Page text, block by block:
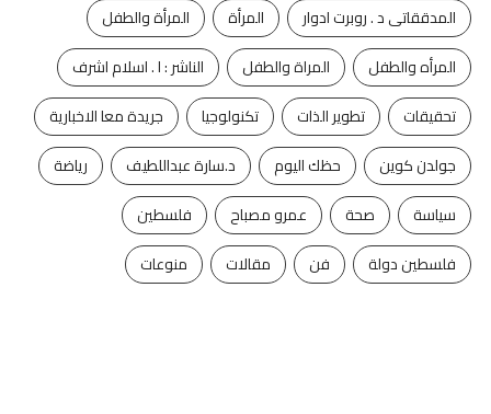
المدققاتى د . روبرت ادوار
المرأة
المرأة والطفل
المرأه والطفل
المراة والطفل
الناشر : ا . اسلام اشرف
تحقيقات
تطوير الذات تكنولوجيا
جريدة معا الاخبارية
جولدن كوين
حظك اليوم د.سارة عبداللطيف
رياضة
سياسة
صحة عمرو مصباح
فلسطين
فلسطين دولة
فن مقالات منوعات